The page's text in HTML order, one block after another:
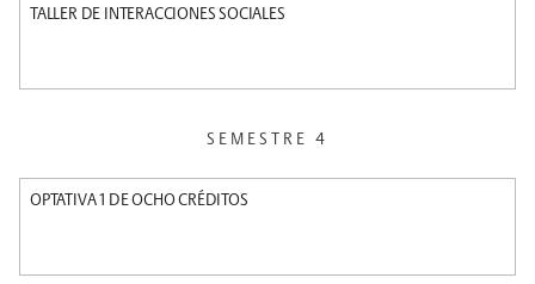
TALLER DE INTERACCIONES SOCIALES
SEMESTRE 4
OPTATIVA 1 DE OCHO CRÉDITOS